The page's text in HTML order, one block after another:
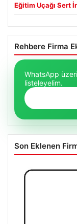
Eğitim Uçağı Sert
Rehbere Firma
WhatsApp
listeleyelim.
Son Eklenen